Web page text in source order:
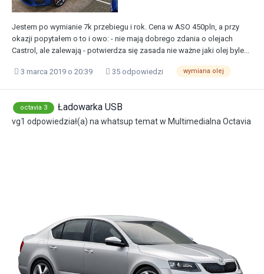
Jestem po wymianie 7k przebiegu i rok. Cena w ASO 450pln, a przy
okazji popytałem o to i owo: - nie mają dobrego zdania o olejach
Castrol, ale zalewają - potwierdza się zasada nie ważne jaki olej byle...
3 marca 2019 o 20:39 35 odpowiedzi wymiana olej
octavia 3 Ładowarka USB
vg1 odpowiedział(a) nawhatsup temat w Multimedialna Octavia